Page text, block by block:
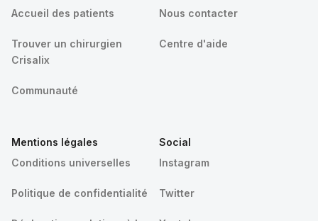
Accueil des patients
Trouver un chirurgien
Crisalix
Communauté
Nous contacter
Centre d'aide
Mentions légales
Conditions universelles
Politique de confidentialité
Social
Instagram
Twitter